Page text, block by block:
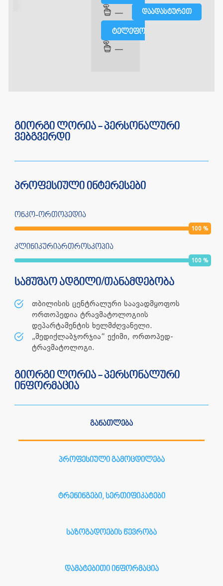
—
ტელეფონით
—
გიორგი ლორია - პერსონალური
ვებგვერდი
პროფესიული ინტერესები
ონკო-ორთოპედია
100 %
კლინიკურიართროსკოპია
100 %
სამუშაო ადგილი/თანამდებობა
თბილისის ცენტრალური საავადმყოფოს
ორთოპედია ტრავმატოლოგიის
დეპარტამენტის ხელმძღვანელი.
„მედიქლაბჯორჯია“ ექიმი, ორთოპედ-
ტრავმატოლოგი.
გიორგი ლორია - პერსონალური
ინფორმაცია
განათლება
პროფესიული გამოცდილება
ტრენინგები, სერთიფიკატები
საზოგადოების წევრობა
დამატებითი ინფორმაცია